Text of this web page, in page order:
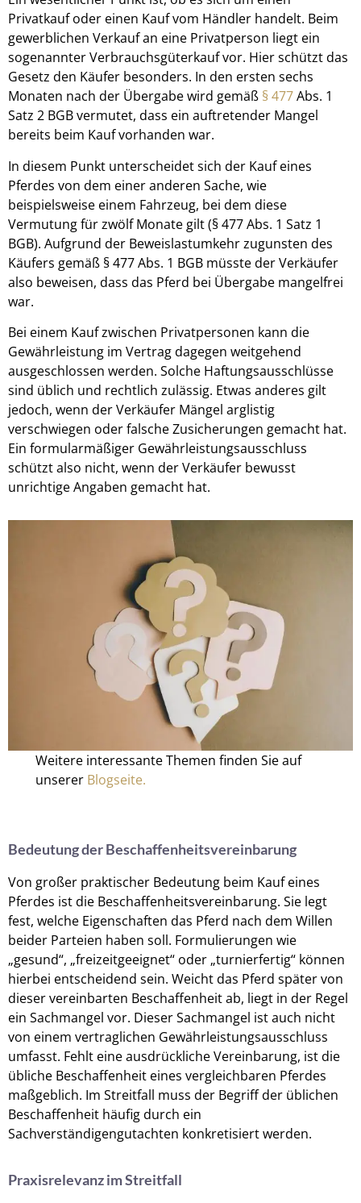
Privatkauf oder einen Kauf vom Händler handelt. Beim
gewerblichen Verkauf an eine Privatperson liegt ein
sogenannter Verbrauchsgüterkauf vor. Hier schützt das
Gesetz den Käufer besonders. In den ersten sechs
Monaten nach der Übergabe wird gemäß § 477Abs. 1
Satz 2 BGB vermutet, dass ein auftretender Mangel
bereits beim Kauf vorhanden war.
In diesem Punkt unterscheidet sich der Kauf eines
Pferdes von dem einer anderen Sache, wie
beispielsweise einem Fahrzeug, bei dem diese
Vermutung für zwölf Monate gilt (§ 477 Abs. 1 Satz 1
BGB). Aufgrund der Beweislastumkehr zugunsten des
Käufers gemäß § 477 Abs. 1 BGB müsste der Verkäufer
also beweisen, dass das Pferd bei Übergabe mangelfrei
war.
Bei einem Kauf zwischen Privatpersonen kann die
Gewährleistung im Vertrag dagegen weitgehend
ausgeschlossen werden. Solche Haftungsausschlüsse
sind üblich und rechtlich zulässig. Etwas anderes gilt
jedoch, wenn der Verkäufer Mängel arglistig
verschwiegen oder falsche Zusicherungen gemacht hat.
Ein formularmäßiger Gewährleistungsausschluss
schützt also nicht, wenn der Verkäufer bewusst
unrichtige Angaben gemacht hat.
Weitere interessante Themen finden Sie auf
unserer Blogseite.
Bedeutung der Beschaffenheitsvereinbarung
Von großer praktischer Bedeutung beim Kauf eines
Pferdes ist die Beschaffenheitsvereinbarung. Sie legt
fest, welche Eigenschaften das Pferd nach dem Willen
beider Parteien haben soll. Formulierungen wie
„gesund“, „freizeitgeeignet“ oder „turnierfertig“ können
hierbei entscheidend sein. Weicht das Pferd später von
dieser vereinbarten Beschaffenheit ab, liegt in der Regel
ein Sachmangel vor. Dieser Sachmangel ist auch nicht
von einem vertraglichen Gewährleistungsausschluss
umfasst. Fehlt eine ausdrückliche Vereinbarung, ist die
übliche Beschaffenheit eines vergleichbaren Pferdes
maßgeblich. Im Streitfall muss der Begriff der üblichen
Beschaffenheit häufig durch ein
Sachverständigengutachten konkretisiert werden.
Praxisrelevanz im Streitfall